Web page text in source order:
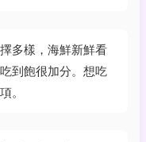
多樣，海鮮新鮮看
到飽很加分。想吃
。